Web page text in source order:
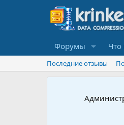
Форумы Что
Последние отзывы